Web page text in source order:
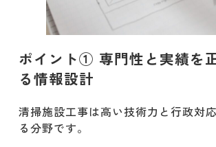
ポイント① 専門性と実績を
る情報設計
清掃施設工事は高い技術力と行政対
る分野です。